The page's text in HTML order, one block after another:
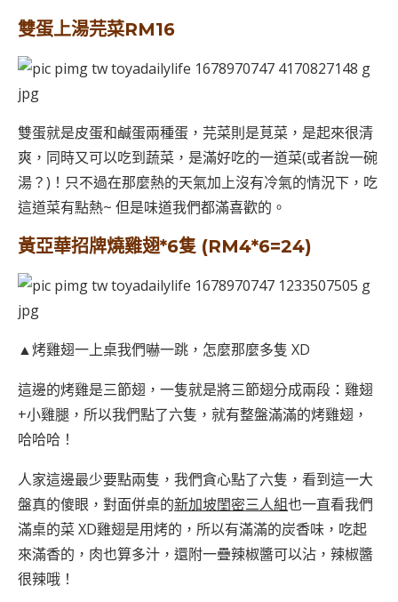
雙蛋上湯芫菜RM16
雙蛋就是皮蛋和鹹蛋兩種蛋，芫菜則是莧菜，是起來很清
爽，同時又可以吃到蔬菜，是滿好吃的一道菜(或者說一碗
湯？)！只不過在那麼熱的天氣加上沒有冷氣的情況下，吃
這道菜有點熱~ 但是味道我們都滿喜歡的。
黃亞華招牌燒雞翅*6隻 (RM4*6=24)
▲烤雞翅一上桌我們嚇一跳，怎麼那麼多隻 XD
這邊的烤雞是三節翅，一隻就是將三節翅分成兩段：雞翅
+小雞腿，所以我們點了六隻，就有整盤滿滿的烤雞翅，
哈哈哈！
人家這邊最少要點兩隻，我們貪心點了六隻，看到這一大
盤真的傻眼，對面併桌的新加坡閨密三人組也一直看我們
滿桌的菜 XD雞翅是用烤的，所以有滿滿的炭香味，吃起
來滿香的，肉也算多汁，還附一疊辣椒醬可以沾，辣椒醬
很辣哦！